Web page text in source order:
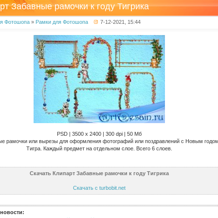
Забавные рамочки к году Тигрика
Фотошопа » Рамки для Фотошопа 7-12-2021, 15:44
PSD | 3500 х 2400 | 300 dpi | 50 Мб
рамочки или вырезы для оформления фотографий или поздравлений с Новым
Тигра. Каждый предмет на отдельном слое. Всего 6 слоев.
Скачать Клипарт Забавные рамочки к году Тигрика
Скачать с turbobit.net